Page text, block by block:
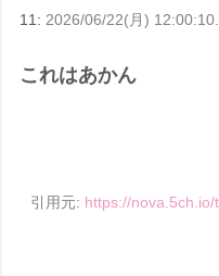
11: 2026/06/22(月)
これはあかん
引用元: https://